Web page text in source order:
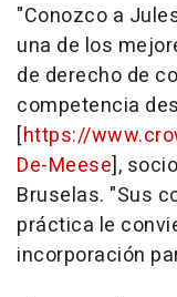
"Conozco a
una de los
de derecho de
competencia
[https://
De-Meese],
Bruselas. "Sus
práctica le
incorporación